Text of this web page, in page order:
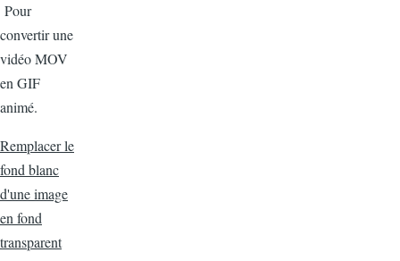
Pour
convertir une
vidéo MOV
en GIF
animé.
Remplacer le
fond blanc
d'une image
en fond
transparent